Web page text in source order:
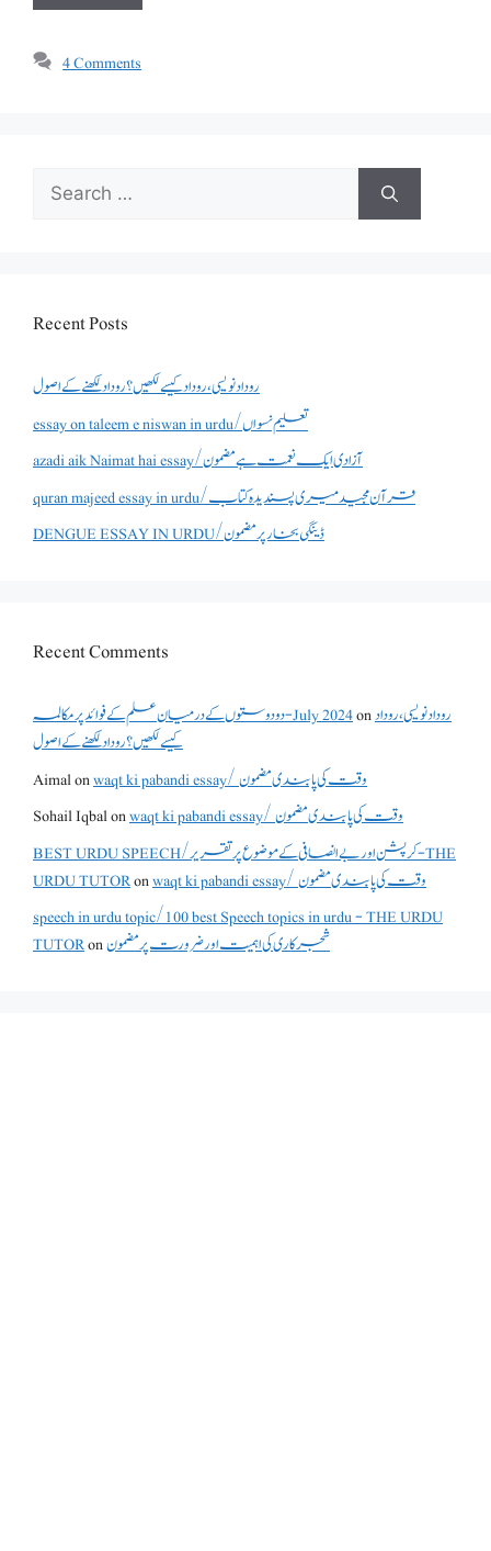
4 Comments
Search
for:
Recent Posts
روداد نویسی ،روداد کیسے لکھیں؟ روداد لکھنے کے اصول
essay on taleem e niswan in urdu/تعلیم نسواں
azadi aik Naimat hai essay/آزادی ایک نعمت ہے مضمون
quran majeed essay in urdu/قرآن مجید میری پسندیدہ کتاب
DENGUE ESSAY IN URDU/ڈینگی بخار پر مضمون
Recent Comments
دو دوستوں کے درمیان علم کے فوائد پر مکالمہ - July 2024onروداد نویسی ،روداد
کیسے لکھیں؟ روداد لکھنے کے اصول
Aimalon
waqt ki pabandi essay/ وقت کی پابندی مضمون
Sohail Iqbalon
waqt ki pabandi essay/ وقت کی پابندی مضمون
BEST URDU SPEECH/کرپشن اور بے انصافی کے موضوع پر تقریر - THE
URDU TUTORon
waqt ki pabandi essay/ وقت کی پابندی مضمون
speech in urdu topic/100 best Speech topics in urdu - THE URDU
TUTORonشجرکاری کی اہمیت اور ضرورت پر مضمون